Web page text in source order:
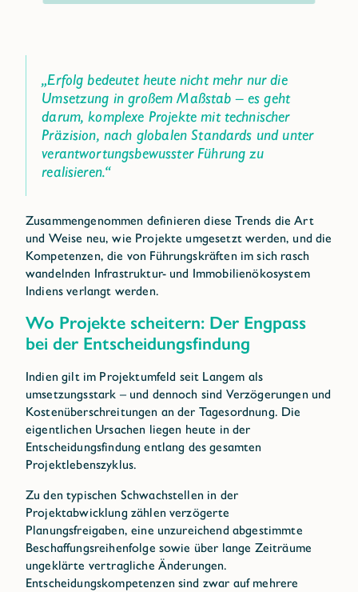
„Erfolg bedeutet heute nicht mehr nur die
Umsetzung in großem Maßstab – es geht
darum, komplexe Projekte mit technischer
Präzision, nach globalen Standards und unter
verantwortungsbewusster Führung zu
realisieren.“
Zusammengenommen definieren diese Trends die Art
und Weise neu, wie Projekte umgesetzt werden, und die
Kompetenzen, die von Führungskräften im sich rasch
wandelnden Infrastruktur- und Immobilienökosystem
Indiens verlangt werden.
Wo Projekte scheitern: Der Engpass
bei der Entscheidungsfindung
Indien gilt im Projektumfeld seit Langem als
umsetzungsstark – und dennoch sind Verzögerungen und
Kostenüberschreitungen an der Tagesordnung. Die
eigentlichen Ursachen liegen heute in der
Entscheidungsfindung entlang des gesamten
Projektlebenszyklus.
Zu den typischen Schwachstellen in der
Projektabwicklung zählen verzögerte
Planungsfreigaben, eine unzureichend abgestimmte
Beschaffungsreihenfolge sowie über lange Zeiträume
ungeklärte vertragliche Änderungen.
Entscheidungskompetenzen sind zwar auf mehrere